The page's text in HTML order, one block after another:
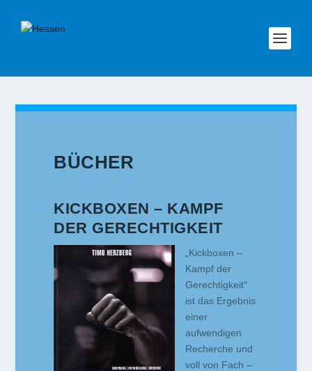
BÜCHER
KICKBOXEN – KAMPF
DER GERECHTIGKEIT
„Kickboxen –
Kampf der
Gerechtigkeit“
ist das Ergebnis
einer
aufwendigen
Recherche und
voll von Fach –